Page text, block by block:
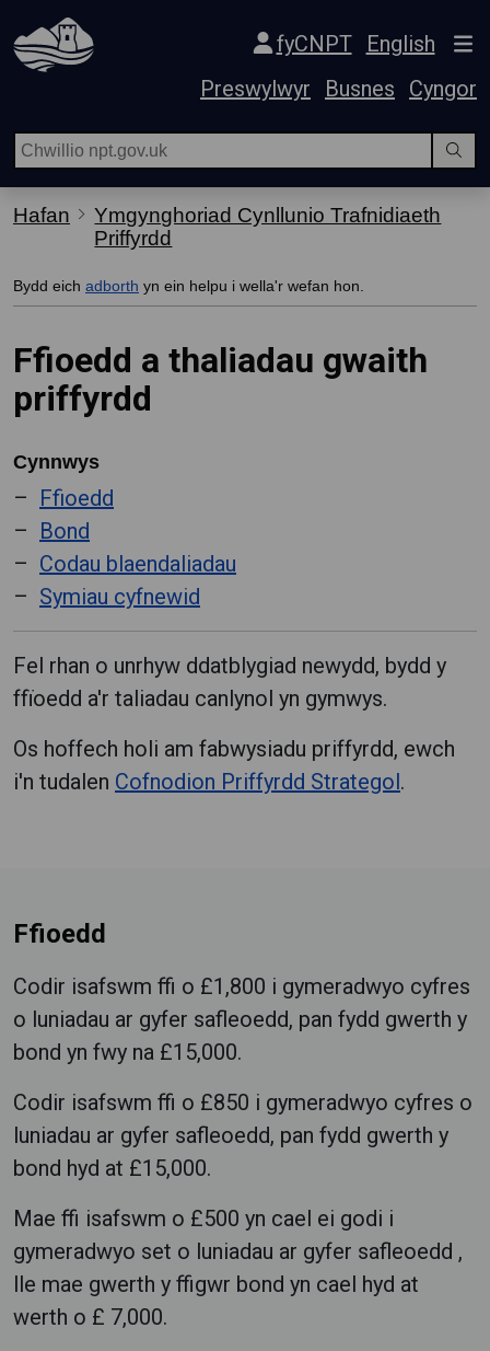
Hepgor gwe-lywio
fyCNPT
English
Preswylwyr
Busnes Cyngor
Hafan
Ymgynghoriad Cynllunio Trafnidiaeth
Priffyrdd
Bydd eich adborth yn ein helpu i wella'r wefan hon.
Ffioedd a thaliadau gwaith
priffyrdd
Cynnwys
Ffioedd
Bond
Codau blaendaliadau
Symiau cyfnewid
Fel rhan o unrhyw ddatblygiad newydd, bydd y
ffïoedd a'r taliadau canlynol yn gymwys.
Os hoffech holi am fabwysiadu priffyrdd, ewch
i'n tudalen Cofnodion Priffyrdd Strategol.
Ffioedd
Codir isafswm ffi o £1,800 i gymeradwyo cyfres
o luniadau ar gyfer safleoedd, pan fydd gwerth y
bond yn fwy na £15,000.
Codir isafswm ffi o £850 i gymeradwyo cyfres o
luniadau ar gyfer safleoedd, pan fydd gwerth y
bond hyd at £15,000.
Mae ffi isafswm o £500 yn cael ei godi i
gymeradwyo set o luniadau ar gyfer safleoedd ,
lle mae gwerth y ffigwr bond yn cael hyd at
werth o £ 7,000.